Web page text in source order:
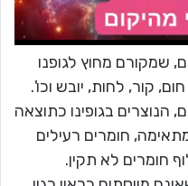
שמקורם מחוץ לגופנו
קור, לחות, יובש וכו'.
הנוצרים בגופינו כתוצאה
חומרים רעילים
חומרים לא תקין.